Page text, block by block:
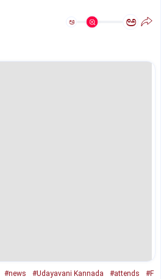
ಅ ಅ
#news #Udayavani Kannada #attends
#F